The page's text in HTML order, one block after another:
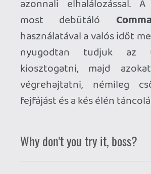
Ahhoz, hogy te is hozzászólj, be kell
Ha nagyon szigorúan vesszük, akkor igen.
Legalábbis annyira, mint amennyire egy
of Empires alapvetően majdnem olyan,